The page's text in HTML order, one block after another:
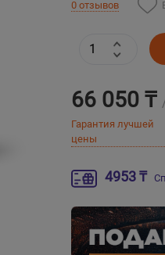
0 отзывов
66 050 ₸
Гарантия лучшей
цены
4953 ₸